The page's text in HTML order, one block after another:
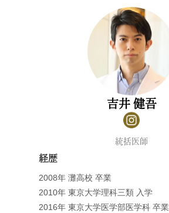
吉井 健吾
統括医師
経歴
2008年 灘高校 卒業
2010年 東京大学理科三類 入学
2016年 東京大学医学部医学科 卒業